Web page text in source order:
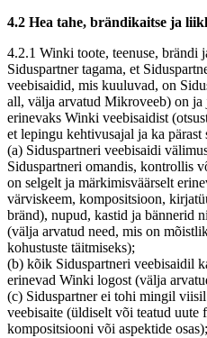
4.2 Hea tahe, brändikaitse ja
4.2.1 Winki toote, teenuse, brändi
Siduspartner tagama, et
veebisaidid, mis kuuluvad, on
all, välja arvatud Mikroveeb) on ja
erinevaks Winki veebisaidist
et lepingu kehtivusajal ja ka pärast
(a) Siduspartneri veebisaidi
Siduspartneri omandis, kontrollis
on selgelt ja märkimisväärselt
värviskeem, kompositsioon,
bränd), nupud, kastid ja bännerid
(välja arvatud need, mis on
kohustuste täitmiseks);
(b) kõik Siduspartneri veebisaidil
erinevad Winki logost (välja
(c) Siduspartner ei tohi mingil
veebisaite (üldiselt või teatud uute
kompositsiooni või aspektide osas);